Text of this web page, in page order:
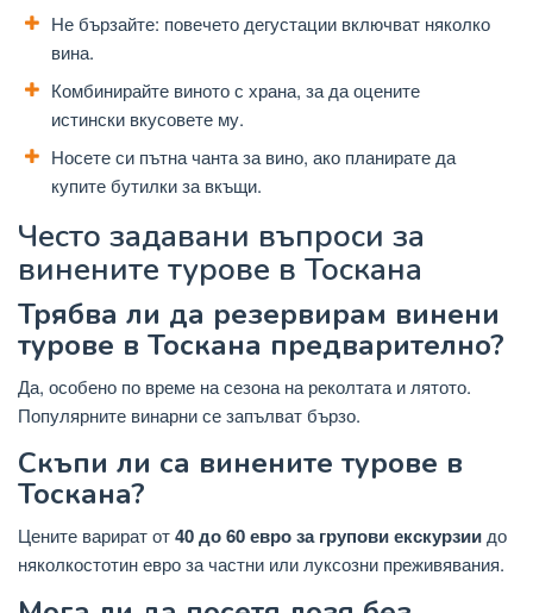
Не бързайте: повечето дегустации включват няколко
вина.
Комбинирайте виното с храна, за да оцените
истински вкусовете му.
Носете си пътна чанта за вино, ако планирате да
купите бутилки за вкъщи.
Често задавани въпроси за
винените турове в Тоскана
Трябва ли да резервирам винени
турове в Тоскана предварително?
Да, особено по време на сезона на реколтата и лятото.
Популярните винарни се запълват бързо.
Скъпи ли са винените турове в
Тоскана?
Цените варират от40 до 60 евро за групови екскурзии до
няколкостотин евро за частни или луксозни преживявания.